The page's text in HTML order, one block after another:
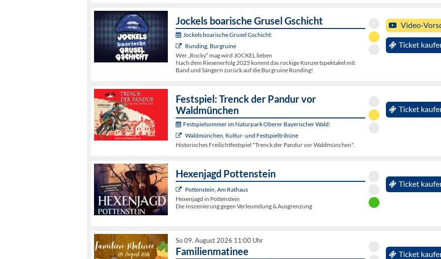
Jockels boarische Grusel Gschicht
Jockels boarische Grusel Gschicht:
Runding, Burgruine
Wer „Rocky“ mag wird JOCKEL lieben
Nach dem Riesenerfolg 2025 kommt das rockige Konzertspektakel mit
Band und Sängern zurück auf die Burgruine Runding!
Video-
Ticket
Festspiel: Trenck der Pandur vor
Waldmünchen
Festspielsommer im Naturpark Oberer Bayerischer Wald:
Waldmünchen, Kultur- und Festspieltribüne
Historisches Freilichtfestspiel "Trenck der Pandur vor Waldmünchen".
Ticket
Hexenjagd Pottenstein
Pottenstein, Am Rathaus
Hexenjagd in Pottenstein
Die Inszenierung gegen Verleumdung & Ausgrenzung
Ticket
So 09. August 2026 11:00 Uhr
Familienmatinee Ticket